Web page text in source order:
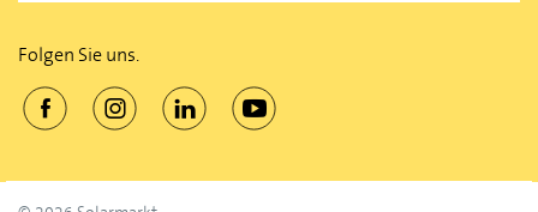
Folgen Sie uns.